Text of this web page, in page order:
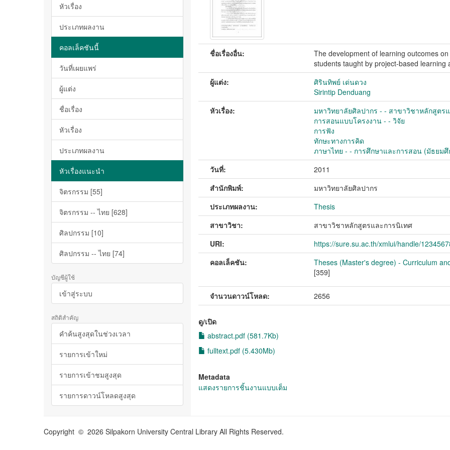
หัวเรื่อง
ประเภทผลงาน
คอลเล็คชันนี้
วันที่เผยแพร่
ผู้แต่ง
ชื่อเรื่อง
หัวเรื่อง
ประเภทผลงาน
หัวเรื่องแนะนำ
จิตรกรรม [55]
จิตรกรรม -- ไทย [628]
ศิลปกรรม [10]
ศิลปกรรม -- ไทย [74]
บัญชีผู้ใช้
เข้าสู่ระบบ
สถิติสำคัญ
คำค้นสูงสุดในช่วงเวลา
รายการเข้าใหม่
รายการเข้าชมสูงสุด
รายการดาวน์โหลดสูงสุด
ชื่อเรื่องอื่น:
The development of learning outcomes
students taught by project-based learning
ผู้แต่ง:
ศิรินทิพย์ เด่นดวง
Sirintip Denduang
หัวเรื่อง:
มหาวิทยาลัยศิลปากร - - สาขาวิชาหลักสูตร
การสอนแบบโครงงาน - - วิจัย
การฟัง
ทักษะทางการคิด
ภาษาไทย - - การศึกษาและการสอน (มัธยม
วันที่:
2011
สำนักพิมพ์:
มหาวิทยาลัยศิลปากร
ประเภทผลงาน:
Thesis
สาขาวิชา:
สาขาวิชาหลักสูตรและการนิเทศ
URI:
https://sure.su.ac.th/xmlui/handle/
คอลเล็คชัน:
Theses (Master's degree) - Curriculum
[359]
จำนวนดาวน์โหลด: 2656
ดู/เปิด
abstract.pdf (581.7Kb)
fulltext.pdf (5.430Mb)
Metadata
แสดงรายการชิ้นงานแบบเต็ม
Copyright © 2026 Silpakorn University Central Library All Rights Reserved.